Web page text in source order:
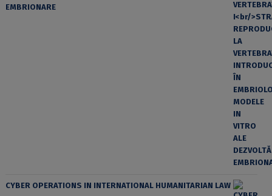
EMBRIONARE
CYBER OPERATIONS IN INTERNATIONAL HUMANITARIAN LAW